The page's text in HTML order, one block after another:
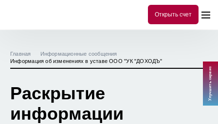
Открыть счет
Главная
Информационные сообщения
Информация об изменениях в уставе ООО "УК "ДОХОДЪ"
Раскрытие
информации
Улучшить сервис